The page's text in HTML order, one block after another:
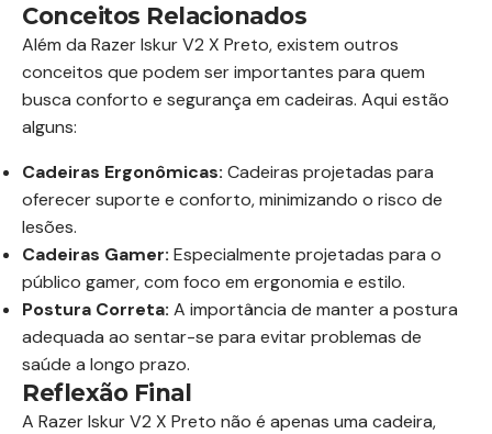
Conceitos Relacionados
Além da Razer Iskur V2 X Preto, existem outros
conceitos que podem ser importantes para quem
busca conforto e segurança em cadeiras. Aqui estão
alguns:
Cadeiras Ergonômicas: Cadeiras projetadas para
oferecer suporte e conforto, minimizando o risco de
lesões.
Cadeiras Gamer: Especialmente projetadas para o
público gamer, com foco em ergonomia e estilo.
Postura Correta: A importância de manter a postura
adequada ao sentar-se para evitar problemas de
saúde a longo prazo.
Reflexão Final
A Razer Iskur V2 X Preto não é apenas uma cadeira,